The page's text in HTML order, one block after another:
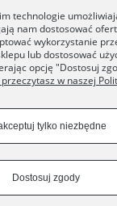
technologie
nam dostosować
wykorzystanie
lub dostosować
opcję "Dostosuj
w naszej
tylko niezbędne
Dostosuj zgody